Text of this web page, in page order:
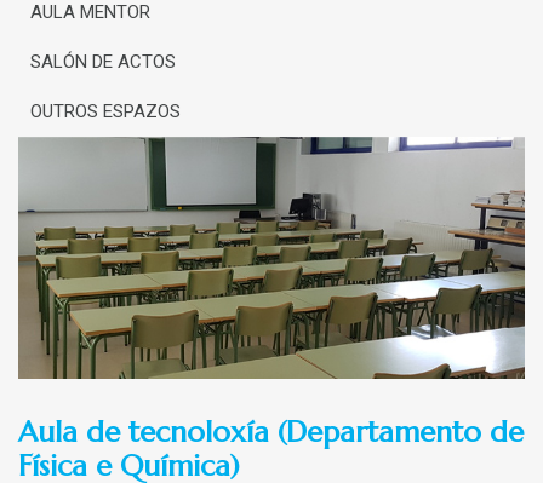
AULA MENTOR
SALÓN DE ACTOS
OUTROS ESPAZOS
Aula de tecnoloxía (Departamento de
Física e Química)